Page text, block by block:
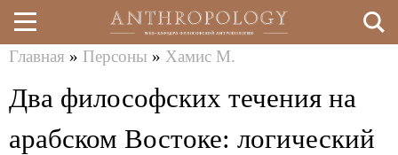
Перейти
к
основному
здесь
Главная » Персоны » Хамис М.
Два философских течения на
арабском Востоке: логический